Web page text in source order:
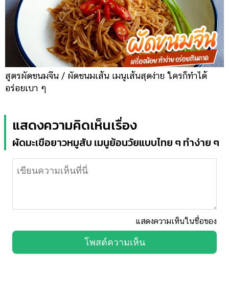
สูตรผัดขนมจีน / ผัดขนมเส้น เมนูเส้นสุดง่าย ใครก็ทำได้
อร่อยเบา ๆ
แสดงความคิดเห็นเรื่อง
ผัดมะเขือยาวหมูสับ เมนูย้อนวัยแบบไทย ๆ ทำง่าย ๆ
แสดงความเห็นในชื่อของ
โพสต์ความเห็น